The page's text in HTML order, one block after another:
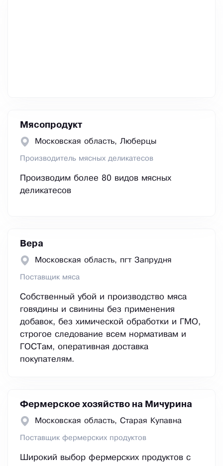
Мясопродукт
Московская область, Люберцы
Производитель мясных деликатесов
Производим более 80 видов мясных
деликатесов
Вера
Московская область, пгт Запрудня
Поставщик мяса
Собственный убой и производство мяса
говядины и свинины без применения
добавок, без химической обработки и ГМО,
строгое следование всем нормативам и
ГОСТам, оперативная доставка
покупателям.
Фермерское хозяйство на Мичурина
Московская область, Старая Купавна
Поставщик фермерских продуктов
Широкий выбор фермерских продуктов с